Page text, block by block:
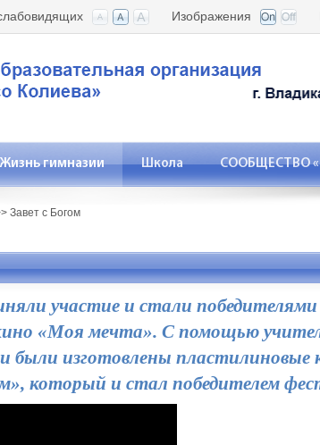
Изображения
Жизнь гимназии Школа СООБЩЕСТВО
Завет с Богом
участие и стали победителями
«Моя мечта». С помощью
были изготовлены пластилиновые
который и стал победителем